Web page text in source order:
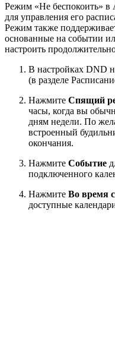
Режим «Не беспокоить» в
для управления его
Режим также
основанные на событии
настроить
В настройках DND
(в разделе
Нажмите Спящий
часы, когда вы
дням недели. По
встроенный
окончания.
Нажмите Событие
подключенного
Нажмите Во время
доступные